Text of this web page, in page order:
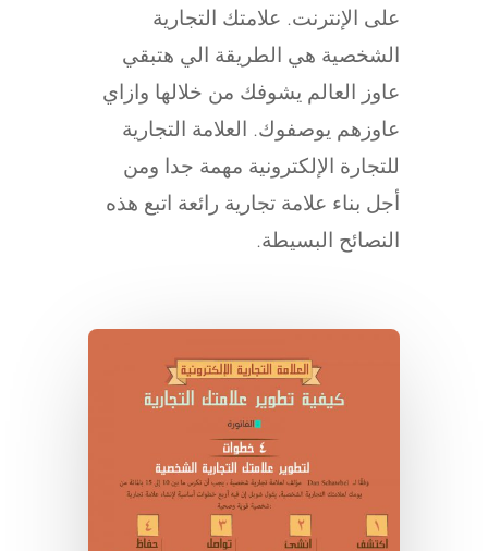
على الإنترنت. علامتك التجارية
الشخصية هي الطريقة الي هتبقي
عاوز العالم يشوفك من خلالها وازاي
عاوزهم يوصفوك. العلامة التجارية
للتجارة الإلكترونية مهمة جدا ومن
أجل بناء علامة تجارية رائعة اتبع هذه
النصائح البسيطة.